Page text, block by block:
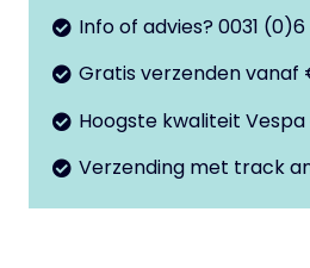
GTS Info of advies? 0031
Gratis verzenden vanaf
Hoogste kwaliteit
Verzending met track